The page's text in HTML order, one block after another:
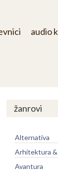
audio
žanrovi
Alternativa
Arhitektura
Avantura